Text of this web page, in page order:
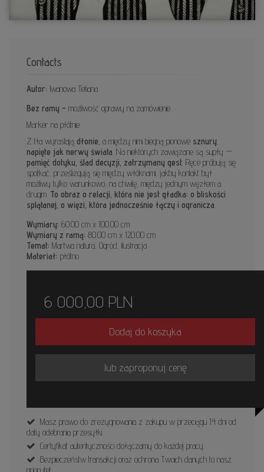
Contacts
Autor: Iwanowa Tetiana
Bez ramy - możliwość oprawy na zamówienie.
Marker na płótnie.
Z tła wyrastają dłonie, a między nimi biegną pionowe sznury
napięte jak nerwy świata . Na niektórych zawiązane są supły —
pamięć dotyku, ślad decyzji, zatrzymany gest . Ręce próbują się
spotkać, prześlizgują się między włóknami, jakby kontakt był
możliwy tylko warunkowo, na chwilę, między jednym węzłem a
drugim. To obraz o relacji, która nie jest gładka: o bliskości
splątanej, o więzi, która jednocześnie łączy i ogranicza
Wymiary: 60.00 cm x 100.00 cm
Wymiary z ramą: 80.00 cm x 120.00 cm
Temat: Martwa natura, Ogród, ilustracja
Materiał: płótno
6 000,00 PLN
Dodaj do koszyka
lub zaproponuj cenę
Masz prawo do zrezygnowania z zakupu w przeciągu 14 dni od
daty odebrania przesyłki.
Certyfikat autentyczności dołączamy do każdej pracy.
Bezpieczeństw transakcji oraz ochrona Twoich danych to nasz
priorytet.